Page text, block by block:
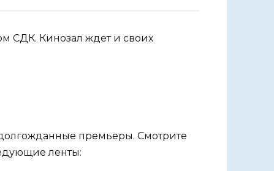
СДК. Кинозал ждет и своих
премьеры. Смотрите
ленты: